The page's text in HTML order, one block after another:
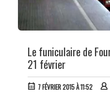
Le funiculaire de
21 février
7 FÉVRIER 2015 À 11:52